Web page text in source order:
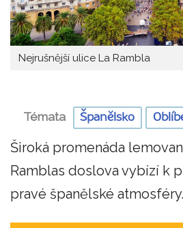
Nejrušnější ulice La Rambla
Témata Španělsko
Široká promenáda
Ramblas doslova vybízí k
pravé španělské atmosféry.